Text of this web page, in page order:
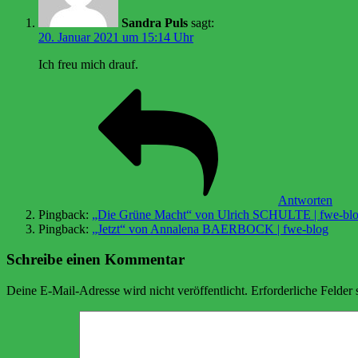
Sandra Puls sagt:
20. Januar 2021 um 15:14 Uhr
Ich freu mich drauf.
Antworten
Pingback: „Die Grüne Macht“ von Ulrich SCHULTE | fwe-
Pingback: „Jetzt“ von Annalena BAERBOCK | fwe-blog
Schreibe einen Kommentar
Deine E-Mail-Adresse wird nicht veröffentlicht. Erforderliche Felder